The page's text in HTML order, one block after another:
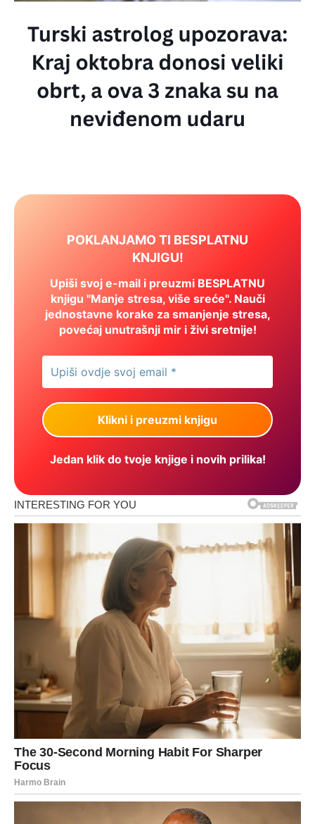
POKLANJAMO TI BESPLATNU
KNJIGU!
Upiši svoj e-mail i preuzmi BESPLATNU
knjigu "Manje stresa, više sreće". Nauči
jednostavne korake za smanjenje stresa,
povećaj unutrašnji mir i živi sretnije!
Jedan klik do tvoje knjige i novih prilika!